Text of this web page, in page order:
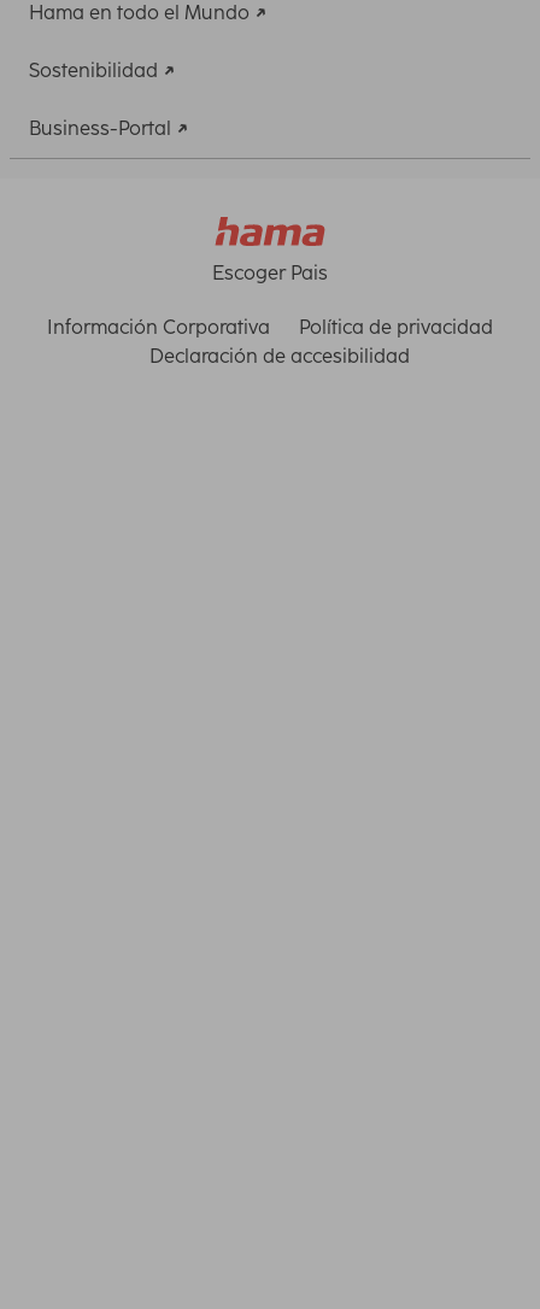
Hama en todo el Mundo
Sostenibilidad
Business-Portal
Escoger Pais
Información Corporativa
Política de privacidad
Declaración de accesibilidad